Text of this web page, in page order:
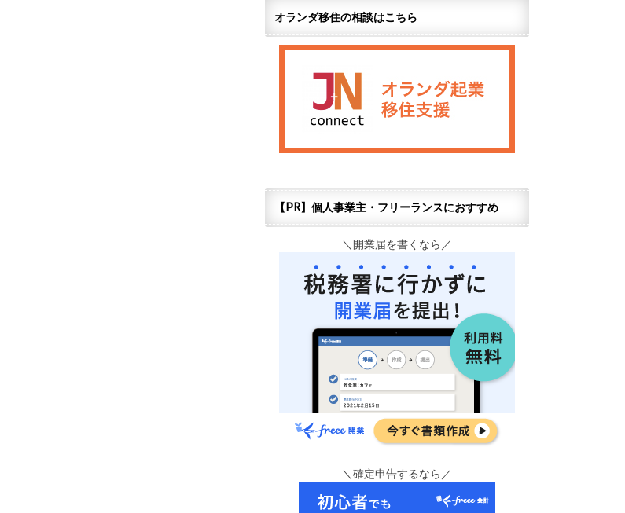
オランダ移住の相談はこちら
【PR】個人事業主・フリーランスにおすすめ
＼開業届を書くなら／
＼確定申告するなら／